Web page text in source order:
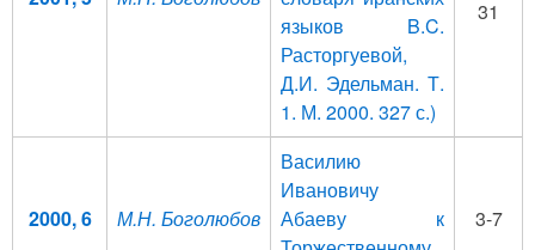
языков B.C.
Расторгуевой,
Д.И. Эдельман. Т.
1. М. 2000. 327 с.)
31
2000, 6 М.Н. Боголюбов
Василию
Ивановичу
Абаеву к
3-7